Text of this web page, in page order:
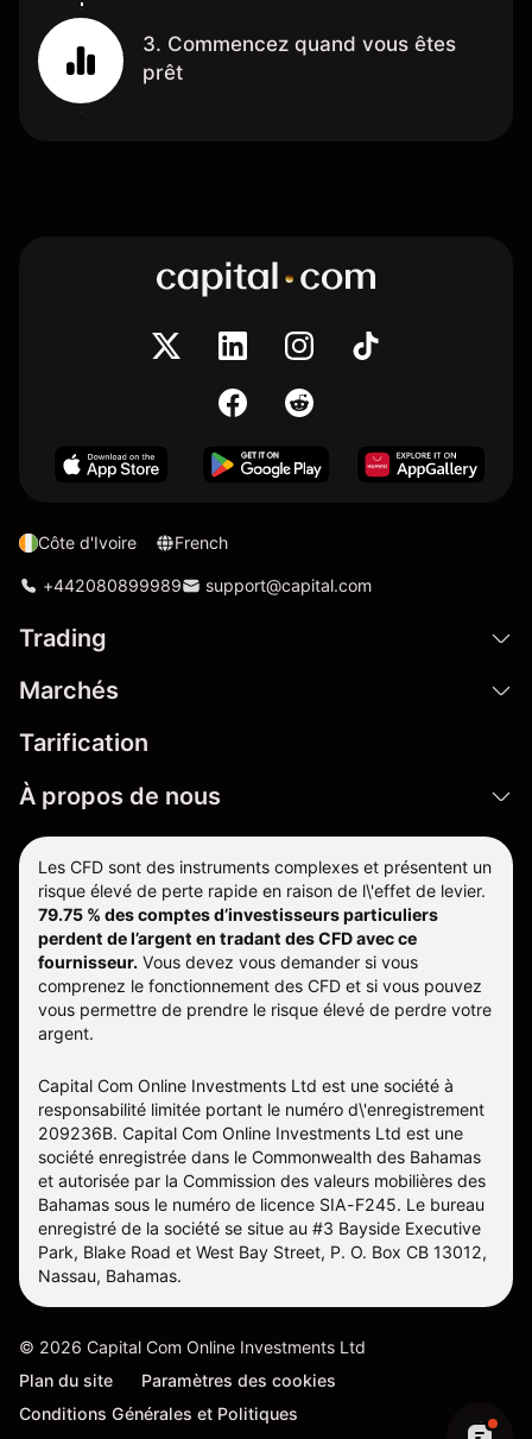
3. Commencez quand vous êtes
prêt
Côte d'Ivoire French
+442080899989 support@capital.com
Trading
Marchés
Tarification
À propos de nous
Les CFD sont des instruments complexes et présentent un
risque élevé de perte rapide en raison de l\'effet de levier.
79.75 % des comptes d’investisseurs particuliers
perdent de l’argent en tradant des CFD avec ce
fournisseur. Vous devez vous demander si vous
comprenez le fonctionnement des CFD et si vous pouvez
vous permettre de prendre le risque élevé de perdre votre
argent.
Capital Com Online Investments Ltd est une société à
responsabilité limitée portant le numéro d\'enregistrement
209236B. Capital Com Online Investments Ltd est une
société enregistrée dans le Commonwealth des Bahamas
et autorisée par la Commission des valeurs mobilières des
Bahamas sous le numéro de licence SIA-F245. Le bureau
enregistré de la société se situe au #3 Bayside Executive
Park, Blake Road et West Bay Street, P. O. Box CB 13012,
Nassau, Bahamas.
© 2026 Capital Com Online Investments Ltd
Plan du site
Paramètres des cookies
Conditions Générales et Politiques